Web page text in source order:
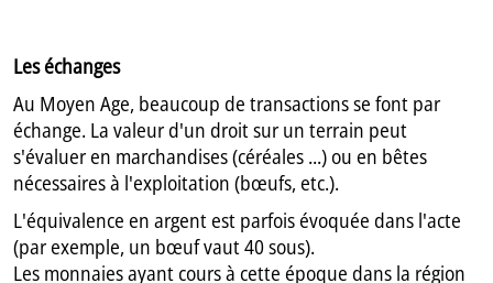
Les échanges
Au Moyen Age, beaucoup de transactions se font par
échange. La valeur d'un droit sur un terrain peut
s'évaluer en marchandises (céréales ...) ou en bêtes
nécessaires à l'exploitation (bœufs, etc.).
L'équivalence en argent est parfois évoquée dans l'acte
(par exemple, un bœuf vaut 40 sous).
Les monnaies ayant cours à cette époque dans la région